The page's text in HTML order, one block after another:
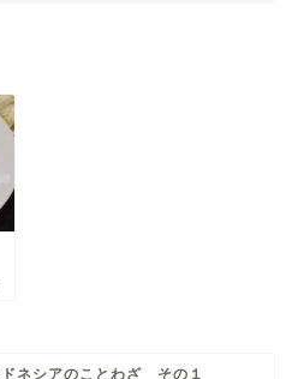
ドネシアのことわざ その１